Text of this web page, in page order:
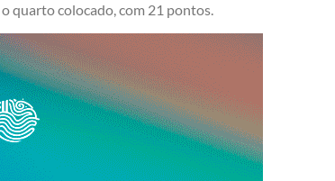
quarto colocado, com 21 pontos.